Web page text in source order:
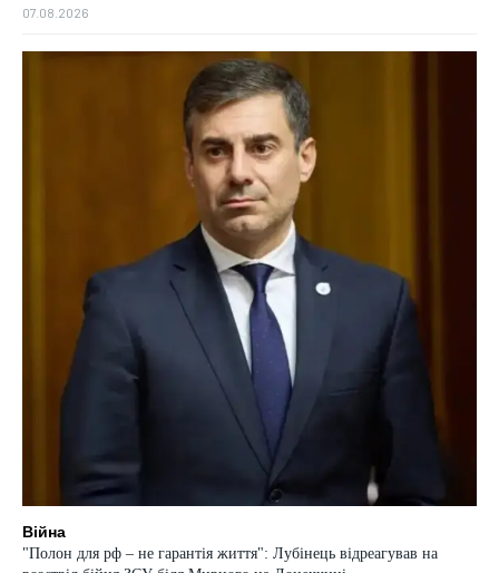
07.08.2026
Війна
"Полон для рф – не гарантія життя": Лубінець відреагував на